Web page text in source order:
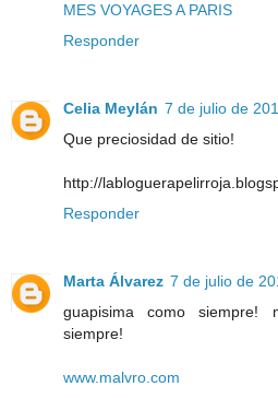
MES VOYAGES A PARIS
Responder
Celia Meylán 7 de julio de
Que preciosidad de sitio!
http://
Responder
Marta Álvarez 7 de julio de
guapisima como siempre!
siempre!
www.malvro.com